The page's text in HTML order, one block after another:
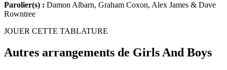
Parolier(s) : Damon Albarn, Graham Coxon, Alex James & Dave
Rowntree
JOUER CETTE TABLATURE
Autres arrangements de Girls And Boys